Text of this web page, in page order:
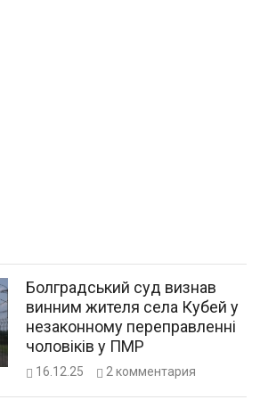
Болградський суд визнав
винним жителя села Кубей у
незаконному переправленні
чоловіків у ПМР
16.12.25 2 комментария